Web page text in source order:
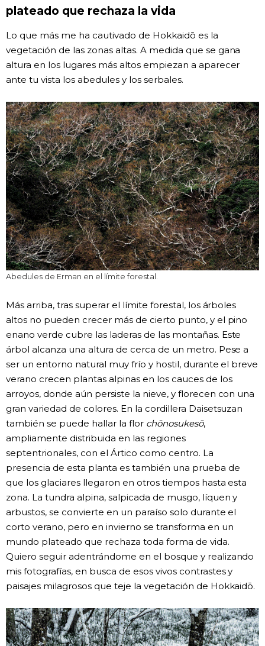
plateado que rechaza la vida
Lo que más me ha cautivado de Hokkaidō es la
vegetación de las zonas altas. A medida que se gana
altura en los lugares más altos empiezan a aparecer
ante tu vista los abedules y los serbales.
Abedules de Erman en el límite forestal.
Más arriba, tras superar el límite forestal, los árboles
altos no pueden crecer más de cierto punto, y el pino
enano verde cubre las laderas de las montañas. Este
árbol alcanza una altura de cerca de un metro. Pese a
ser un entorno natural muy frío y hostil, durante el breve
verano crecen plantas alpinas en los cauces de los
arroyos, donde aún persiste la nieve, y florecen con una
gran variedad de colores. En la cordillera Daisetsuzan
también se puede hallar la flor chōnosukesō,
ampliamente distribuida en las regiones
septentrionales, con el Ártico como centro. La
presencia de esta planta es también una prueba de
que los glaciares llegaron en otros tiempos hasta esta
zona. La tundra alpina, salpicada de musgo, líquen y
arbustos, se convierte en un paraíso solo durante el
corto verano, pero en invierno se transforma en un
mundo plateado que rechaza toda forma de vida.
Quiero seguir adentrándome en el bosque y realizando
mis fotografías, en busca de esos vivos contrastes y
paisajes milagrosos que teje la vegetación de Hokkaidō.